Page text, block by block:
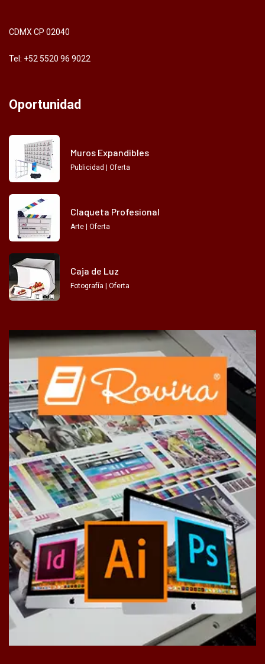
CDMX CP 02040
Tel: +52 5520 96 9022
Oportunidad
Muros Expandibles
Publicidad | Oferta
Claqueta Profesional
Arte | Oferta
Caja de Luz
Fotografía | Oferta